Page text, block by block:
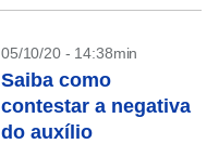
05/10/20 - 14:38min
Saiba como
contestar a negativa
do auxílio